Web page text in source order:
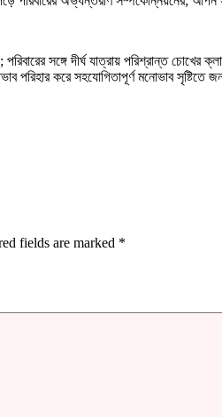
পরিবারের সঙ্গে দীর্ঘ যাত্রায় পরিশ্রান্ত
করে সহযোগিতাপূর্ণ মনোভাব সৃষ্টিতে
fields are marked *